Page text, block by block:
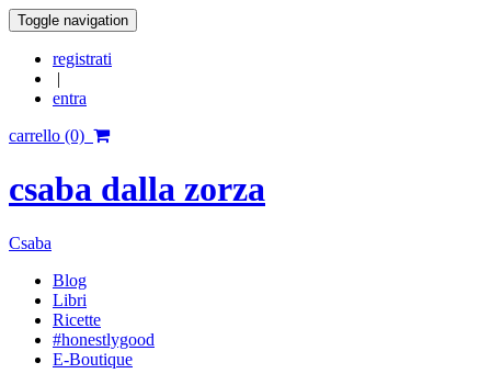
Toggle navigation
registrati
|
entra
carrello (0)
csaba dalla zorza
Csaba
Blog
Libri
Ricette
#honestlygood
E-Boutique